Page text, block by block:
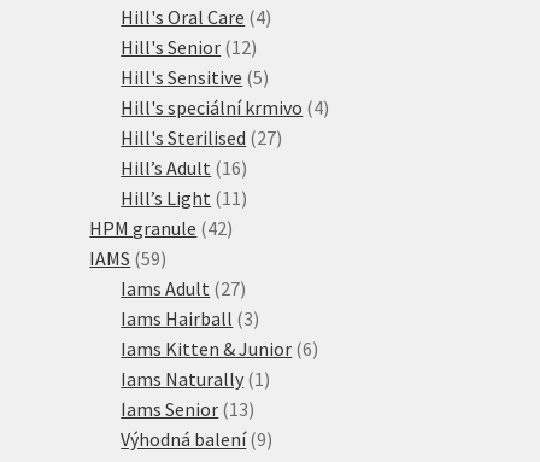
produkty
Hill's Oral Care 44
Hill's Senior 1212
produktů
Hill's Sensitive 55
produktů
Hill's speciální krmivo 44
Hill's Sterilised 2727
Hill’s Adult 1616
produktů
Hill’s Light 11 11
HPM granule 4242
IAMS 5959
produktů
Iams Adult 2727
produktů
Iams Hairball 33
produkty
Iams Kitten & Junior 66
Iams Naturally 1 1
Iams Senior 1313
produktů
Výhodná balení 99